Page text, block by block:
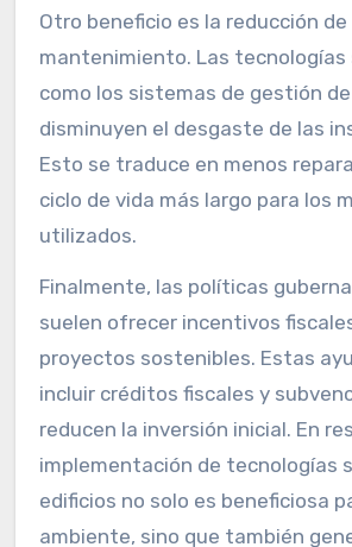
Otro beneficio es la reducción
mantenimiento. Las tecnologías
como los sistemas de gestión
disminuyen el desgaste de las
Esto se traduce en menos
ciclo de vida más largo para los
utilizados.
Finalmente, las políticas
suelen ofrecer incentivos
proyectos sostenibles. Estas
incluir créditos fiscales y
reducen la inversión inicial. En
implementación de tecnologías
edificios no solo es beneficiosa
ambiente, sino que también